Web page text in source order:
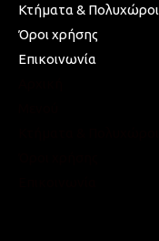
Κτήματα & Πολυχώροι
Όροι χρήσης
Επικοινωνία